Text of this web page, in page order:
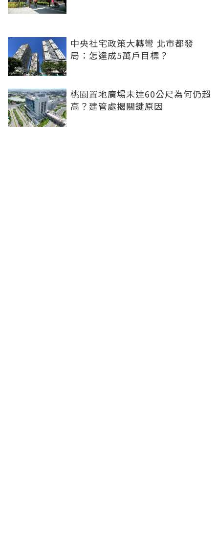
中央社宅政策大轉彎 北市都發
局：怎達成5萬戶目標？
桃園置地廣場未達60公尺為何仍超
高？建管處揭關鍵原因